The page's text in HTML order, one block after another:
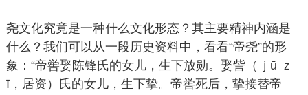
尧文化究竟是一种什么文化形态？其主要精神内涵是
什么？我们可以从一段历史资料中，看看“帝尧”的形
象：“帝喾娶陈锋氏的女儿，生下放勋。娶訾（ｊū ｚ
ī，居资）氏的女儿，生下挚。帝喾死后，挚接替帝